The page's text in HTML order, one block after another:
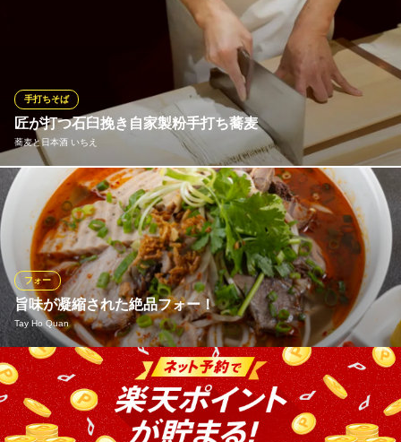
東京都台東区上野6-1-6 御徒町グリーンハイツ106
Enjoy Japan's popular soul food, ramen, fully Halal-certified! Our r
ich, deeply flavorful broth is packed with savory goodness yet finis
hes clean. Combined with meticulously selected toppings, it is a
must-try dish to make your trip to Japan truly unforgettable.
Halal Wagyu Ramen ＆ Gyukatsu GYUMON Ueno
和牛ラーメン・焼肉
ＪＲ上野駅 徒歩2分
東京都台東区東上野2-18-1 群山ビル2F
匠が打つ石臼挽き自家製粉手打ち蕎麦
蕎麦と日本酒 いちえ
手打ちそば
和食の名店『三笠会館』出身、さらに蕎麦の人気店『雷庵』で研
鑽を積んだ店主が、石臼挽きの自家製粉にこだわり抜いた手打ち
蕎麦を提供いたします。蕎麦本来の豊かな香りと、洗練された喉
越しが特徴です。まずは塩で粉の甘みを感じ、次に江戸前の辛口
つゆで。職人の技が光る、打ち立ての味を存分にご堪能くださ
い。
蕎麦と日本酒 いちえ
蕎麦/日本酒/和食
地下鉄銀座線田原町駅 徒歩6分
東京都台東区松が谷1-3-15 佐野ビル1F
旨味が凝縮された絶品フォー！
Tay Ho Quan
フォー
お店の顔とも言えるフォーは、じっくりと時間をかけて丁寧に煮
出した自家製スープが自慢です。透き通ったスープには肉や野菜
の旨味が溶け出し、最後の一滴まで飲み干したくなる優しさ。つ
るりとした喉越しの麺と、たっぷりの新鮮なハーブを絡めてお召